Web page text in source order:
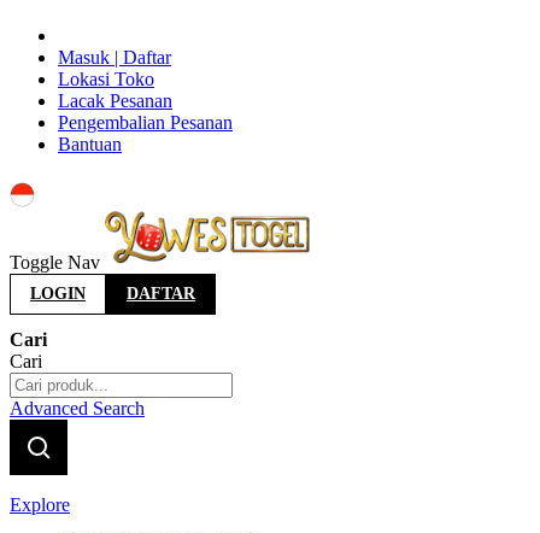
Masuk | Daftar
Lokasi Toko
Lacak Pesanan
Pengembalian Pesanan
Bantuan
Toggle Nav
LOGIN DAFTAR
Cari
Cari
Advanced Search
Explore